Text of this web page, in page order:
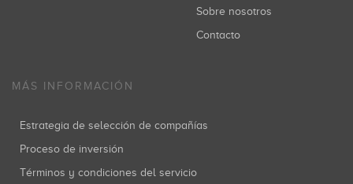
Sobre nosotros
Contacto
MÁS INFORMACIÓN
Estrategia de selección de compañías
Proceso de inversión
Términos y condiciones del servicio